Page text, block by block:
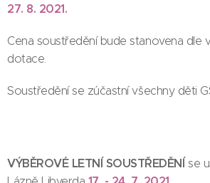
27. 8. 2021.
Cena soustředění bude stanovena dle
dotace.
Soustředění se zúčastní všechny děti
VÝBĚROVÉ LETNÍ SOUSTŘEDĚNÍ se